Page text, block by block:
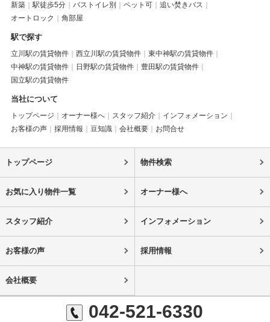
新築 駅徒歩5分 バストイレ別 ペット可
追い焚きバス
オートロック
角部屋
駅で探す
立川駅の賃貸物件 西立川駅の賃貸物件
東中神駅の賃貸物件
中神駅の賃貸物件
日野駅の賃貸物件
豊田駅の賃貸物件
国立駅の賃貸物件
当社について
トップページ オーナー様へ スタッフ紹介
インフォメーション
お客様の声
採用情報 豆知識 会社概要 お問合せ
トップページ 物件検索
お気に入り物件一覧 オーナー様へ
スタッフ紹介 インフォメーション
お客様の声 採用情報
会社概要
042-521-6330